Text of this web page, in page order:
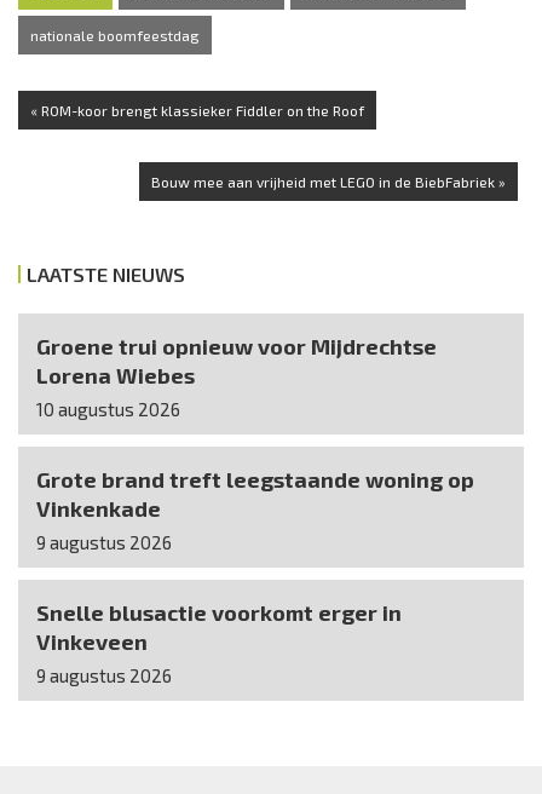
nationale boomfeestdag
« ROM-koor brengt klassieker Fiddler on the Roof
Bouw mee aan vrijheid met LEGO in de BiebFabriek »
LAATSTE NIEUWS
Groene trui opnieuw voor Mijdrechtse
Lorena Wiebes
10 augustus 2026
Grote brand treft leegstaande woning op
Vinkenkade
9 augustus 2026
Snelle blusactie voorkomt erger in
Vinkeveen
9 augustus 2026